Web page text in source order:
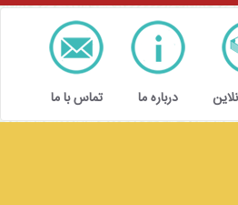
درباره ما تماس با ما